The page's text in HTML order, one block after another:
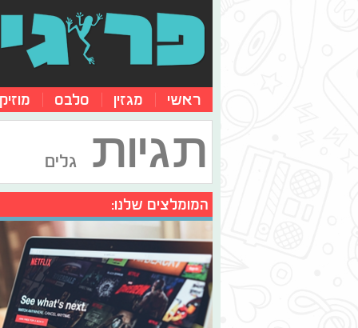
ראשי מגזין סלבס
תגיות גלים
המומלצים שלנו: